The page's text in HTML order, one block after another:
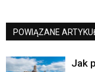
POWIĄZANE
Jak